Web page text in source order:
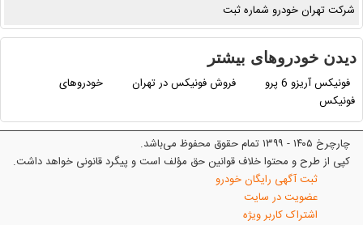
شرکت تهران خودرو شماره ثبت
(۵۸۷۳۳۰)--✅ تحویل خودرو یکروزه
همزمان با پیش پرداخت …
دیدن خودروهای بیشتر
فونیکس آریزو 6 پرو
فروش فونیکس در تهران
خودروهای
فونیکس
چارچرخ ۱۴۰۵ - ۱۳۹۹ تمام حقوق محفوظ می‌باشد.
کپی از طرح و محتوا خلاف قوانین حق مؤلف است و پیگرد قانونی خواهد داشت.
ثبت آگهی رایگان خودرو
عضویت در سایت
اشتراک کاربر ویژه